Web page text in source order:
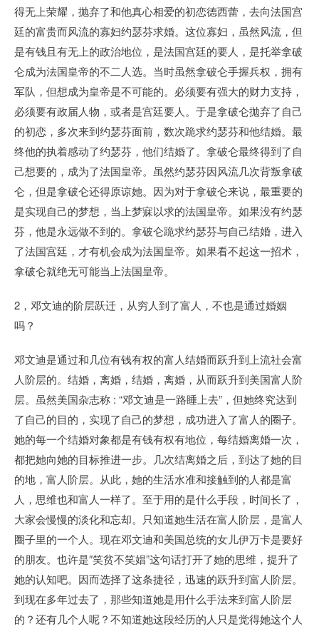
得无上荣耀，抛弃了和他真心相爱的初恋德西蕾，去向法国宫
廷的富贵而风流的寡妇约瑟芬求婚。这位寡妇，虽然风流，但
是有钱且有无上的政治地位，是法国宫廷的要人，是托举拿破
仑成为法国皇帝的不二人选。当时虽然拿破仑手握兵权，拥有
军队，但想成为皇帝是不可能的。必须要有强大的财力支持，
必须要有政届人物，或者是宫廷要人。于是拿破仑拋弃了自己
的初恋，多次来到约瑟芬面前，数次跪求约瑟芬和他结婚。最
终他的执着感动了约瑟芬，他们结婚了。拿破仑最终得到了自
己想要的，成为了法国皇帝。虽然约瑟芬因风流几次背叛拿破
仑，但是拿破仑还得原谅她。因为对于拿破仑来说，最重要的
是实现自己的梦想，当上梦寐以求的法国皇帝。如果没有约瑟
芬，他是永远做不到的。拿破仑跪求约瑟芬与自己结婚，进入
了法国宫廷，才有机会成为法国皇帝。如果看不起这一招术，
拿破仑就绝无可能当上法国皇帝。
2，邓文迪的阶层跃迁，从穷人到了富人，不也是通过婚姻
吗？
邓文迪是通过和几位有钱有权的富人结婚而跃升到上流社会富
人阶层的。结婚，离婚，结婚，离婚，从而跃升到美国富人阶
层。虽然美国杂志称 : “邓文迪是一路睡上去”，但她终究达到
了自己的目的，实现了自己的梦想，成功进入了富人的圈子。
她的每一个结婚对象都是有钱有权有地位，每结婚离婚一次，
都把她向她的目标推进一步。几次结离婚之后，到达了她的目
的地，富人阶层。从此，她的生活水准和接触到的人都是富
人，思维也和富人一样了。至于用的是什么手段，时间长了，
大家会慢慢的淡化和忘却。只知道她生活在富人阶层，是富人
圈子里的一个人。现在邓文迪和美国总统的女儿伊万卡是要好
的朋友。也许是″笑贫不笑娼”这句话打开了她的思维，提升了
她的认知吧。因而选择了这条捷径，迅速的跃升到富人阶层。
到现在多年过去了，那些知道她是用什么手法来到富人阶层
的？还有几个人呢？不知道她这段经历的人只是觉得她这个人